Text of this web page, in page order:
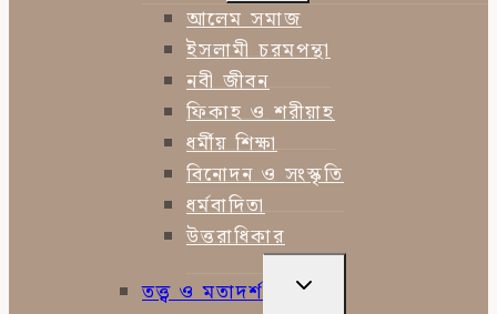
MENU
আলেম সমাজ
ইসলামী চরমপন্থা
নবী জীবন
ফিকাহ ও শরীয়াহ
ধর্মীয় শিক্ষা
বিনোদন ও সংস্কৃতি
ধর্মবাদিতা
উত্তরাধিকার
তত্ত্ব ও মতাদর্শ
TOGGLE